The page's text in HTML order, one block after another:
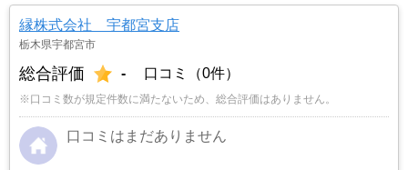
縁株式会社 宇都宮支店
栃木県宇都宮市
総合評価 - 口コミ（0件）
※口コミ数が規定件数に満たないため、総合評価はありません。
口コミはまだありません